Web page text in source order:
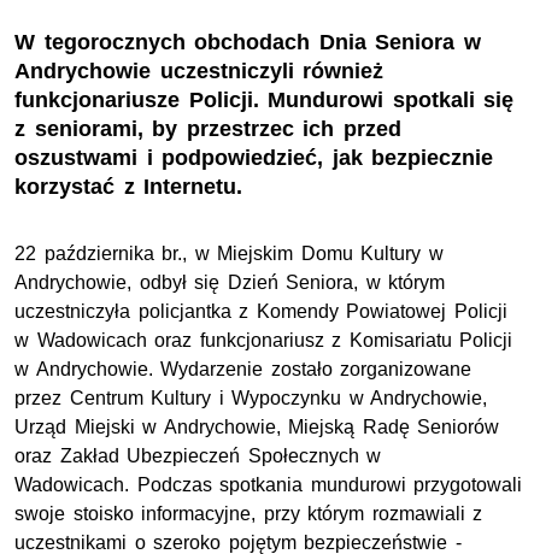
W tegorocznych obchodach Dnia Seniora w
Andrychowie uczestniczyli również
funkcjonariusze Policji. Mundurowi spotkali się
z seniorami, by przestrzec ich przed
oszustwami i podpowiedzieć, jak bezpiecznie
korzystać z Internetu.
22 października br., w Miejskim Domu Kultury w
Andrychowie, odbył się Dzień Seniora, w którym
uczestniczyła policjantka z Komendy Powiatowej Policji
w Wadowicach oraz funkcjonariusz z Komisariatu Policji
w Andrychowie. Wydarzenie zostało zorganizowane
przez Centrum Kultury i Wypoczynku w Andrychowie,
Urząd Miejski w Andrychowie, Miejską Radę Seniorów
oraz Zakład Ubezpieczeń Społecznych w
Wadowicach. Podczas spotkania mundurowi przygotowali
swoje stoisko informacyjne, przy którym rozmawiali z
uczestnikami o szeroko pojętym bezpieczeństwie -